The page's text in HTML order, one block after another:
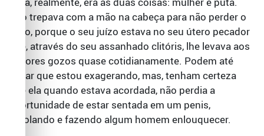
Não trepava com a mão na cabeça para não perder o
juízo, porque o seu juízo estava no seu útero pecador
que, através do seu assanhado clitóris, lhe levava aos
maiores gozos quase cotidianamente. Podem até
achar que estou exagerando, mas, tenham certeza
que ela quando estava acordada, não perdia a
oportunidade de estar sentada em um penis,
rebolando e fazendo algum homem enlouquecer.